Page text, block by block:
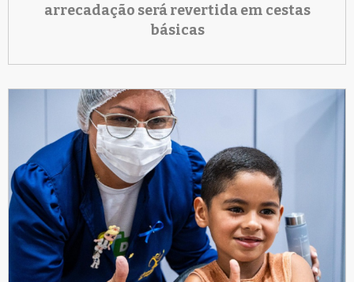
arrecadação será revertida em cestas
básicas